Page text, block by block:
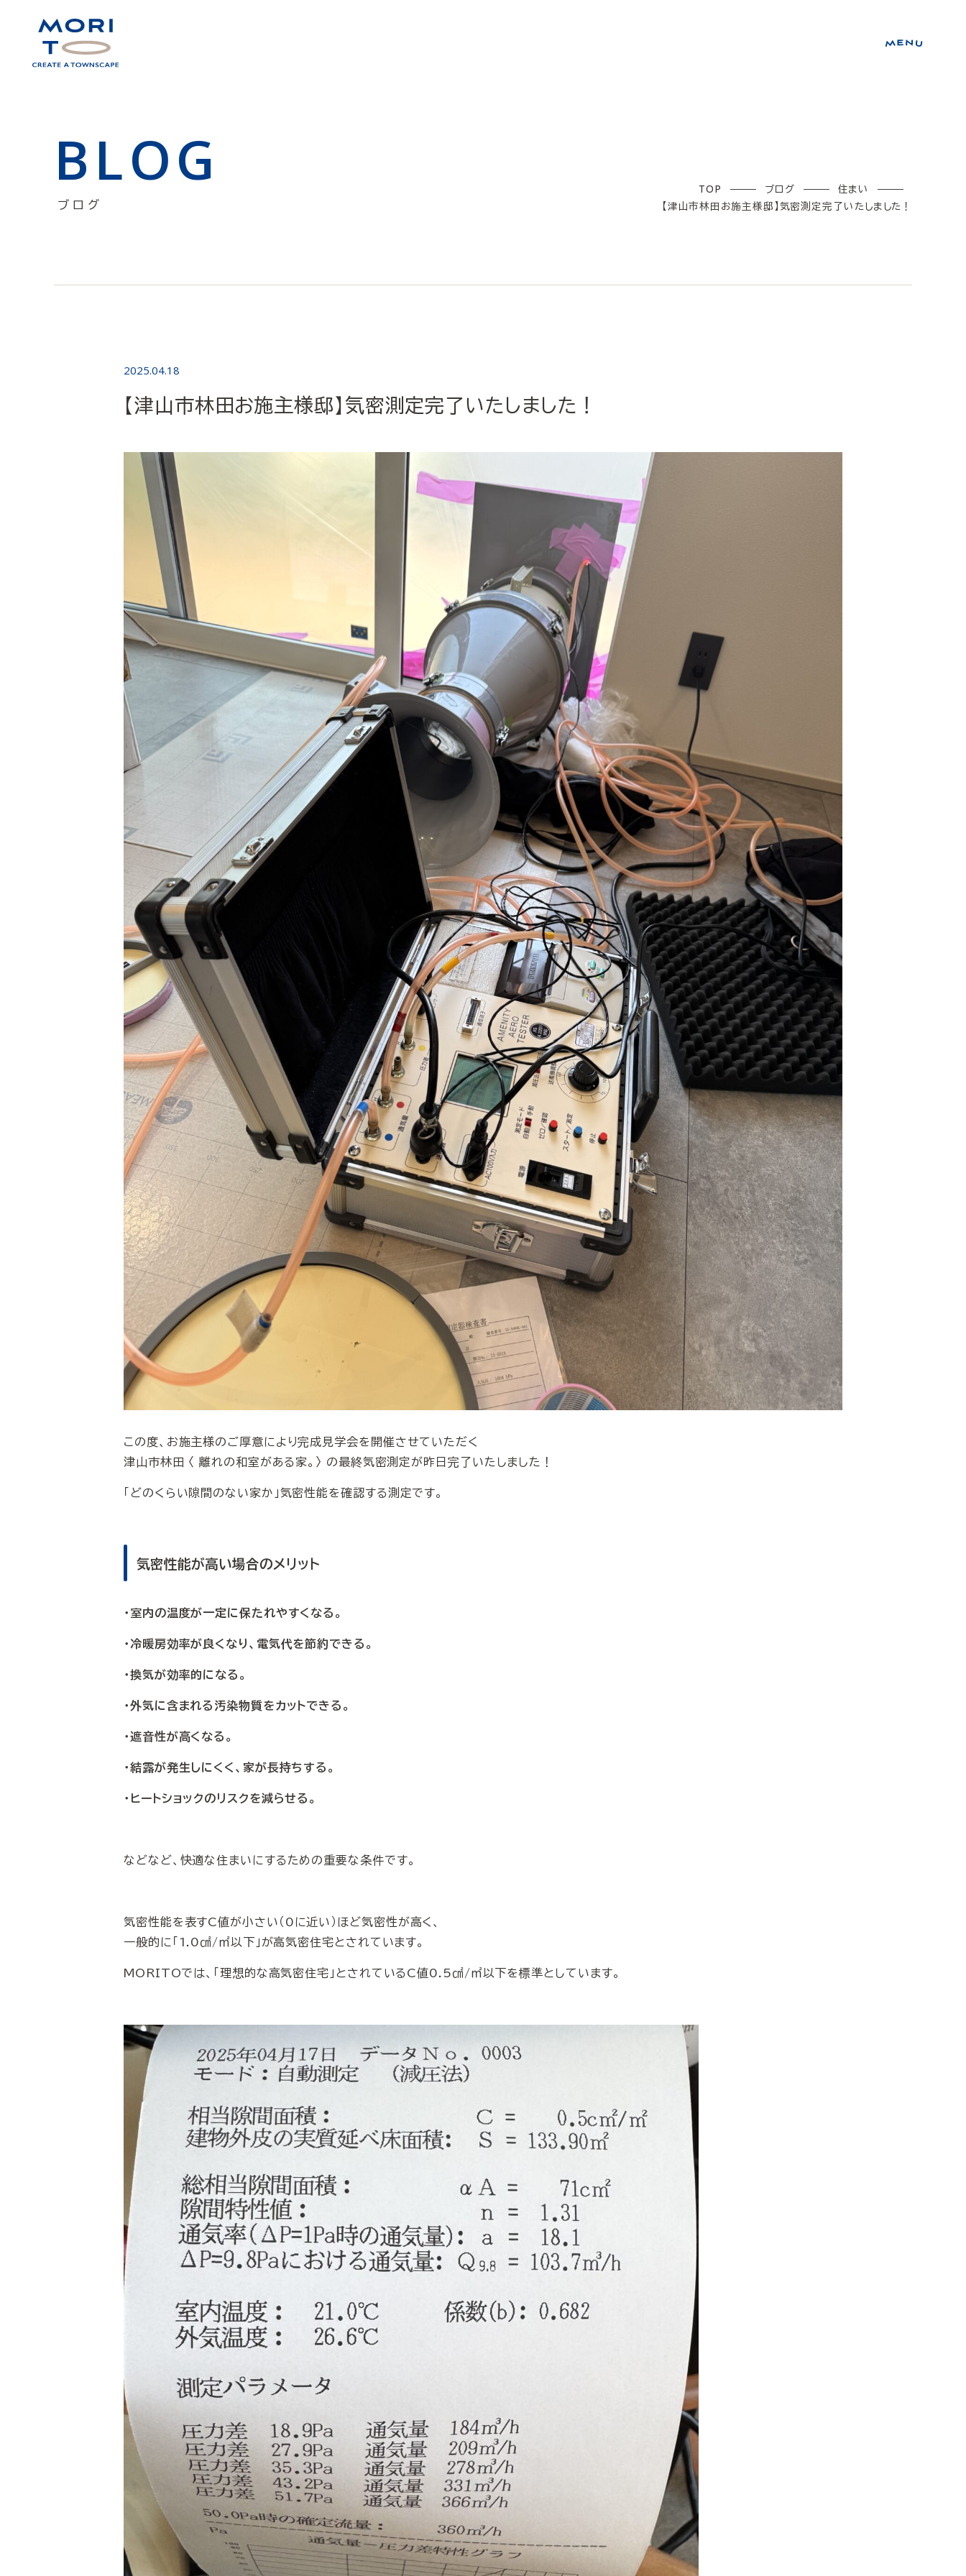
BLOG
ブログ
TOP ブログ
住まい
【津山市林田お施主様邸】気密測定完了いたしました！
2025.04.18
【津山市林田お施主様邸】気密測定完了いたしました！
この度、お施主様のご厚意により完成見学会を開催させていただく
津山市林田 〈 離れの和室がある家。〉 の最終気密測定が昨日完了いたしました！
「どのくらい隙間のない家か」気密性能を確認する測定です。
気密性能が高い場合のメリット
・室内の温度が一定に保たれやすくなる。
・冷暖房効率が良くなり、電気代を節約できる。
・換気が効率的になる。
・外気に含まれる汚染物質をカットできる。
・遮音性が高くなる。
・結露が発生しにくく、家が長持ちする。
・ヒートショックのリスクを減らせる。
などなど、快適な住まいにするための重要な条件です。
気密性能を表すC値が小さい（0に近い）ほど気密性が高く、
一般的に「1.0㎠/㎡以下」が高気密住宅とされています。
MORITOでは、「理想的な高気密住宅」とされているC値0.5㎠/㎡以下を標準としています。